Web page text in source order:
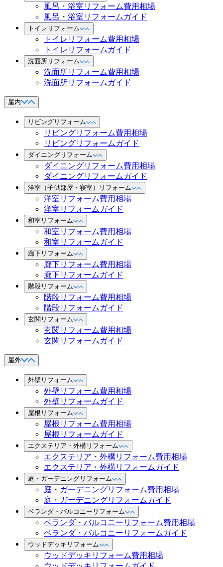
風呂・浴室リフォーム費用相場
風呂・浴室リフォームガイド
トイレリフォーム
トイレリフォーム費用相場
トイレリフォームガイド
洗面所リフォーム
洗面所リフォーム費用相場
洗面所リフォームガイド
屋内
リビングリフォーム
リビングリフォーム費用相場
リビングリフォームガイド
ダイニングリフォーム
ダイニングリフォーム費用相場
ダイニングリフォームガイド
洋室（子供部屋・寝室）リフォーム
洋室リフォーム費用相場
洋室リフォームガイド
和室リフォーム
和室リフォーム費用相場
和室リフォームガイド
廊下リフォーム
廊下リフォーム費用相場
廊下リフォームガイド
階段リフォーム
階段リフォーム費用相場
階段リフォームガイド
玄関リフォーム
玄関リフォーム費用相場
玄関リフォームガイド
屋外
外壁リフォーム
外壁リフォーム費用相場
外壁リフォームガイド
屋根リフォーム
屋根リフォーム費用相場
屋根リフォームガイド
エクステリア・外構リフォーム
エクステリア・外構リフォーム費用相場
エクステリア・外構リフォームガイド
庭・ガーデニングリフォーム
庭・ガーデニングリフォーム費用相場
庭・ガーデニングリフォームガイド
ベランダ・バルコニーリフォーム
ベランダ・バルコニーリフォーム費用相場
ベランダ・バルコニーリフォームガイド
ウッドデッキリフォーム
ウッドデッキリフォーム費用相場